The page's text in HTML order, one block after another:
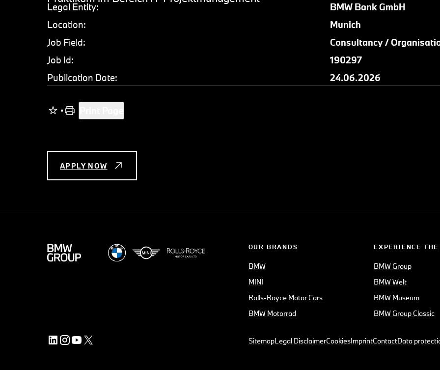
Legal Entity:
BMW Bank GmbH
Location:
Munich
Job Field:
Consultancy /
Job Id:
190297
Publication Date:
24.06.2026
APPLY NOW
OUR BRANDS
BMW
MINI
Rolls-Royce Motor Cars
BMW Motorrad
EXPERIENCE
BMW Group
BMW Welt
BMW Museum
BMW Group Classic
SitemapLegal DisclaimerCookiesImprintContactData